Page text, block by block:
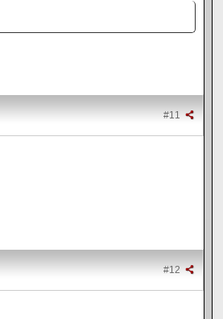
#11
#12